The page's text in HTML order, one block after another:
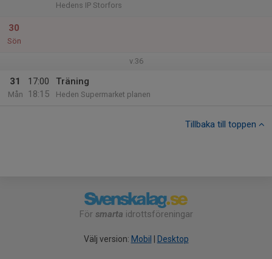
Hedens IP Storfors
30
Sön
v.36
31
Mån
17:00
18:15
Träning
Heden Supermarket planen
Tillbaka till toppen
För smarta idrottsföreningar
Välj version: Mobil Desktop